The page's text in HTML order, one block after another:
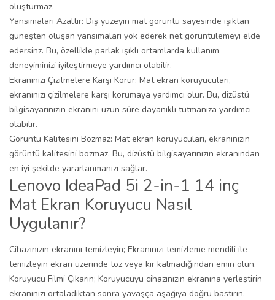
oluşturmaz.
Yansımaları Azaltır: Dış yüzeyin mat görüntü sayesinde ışıktan
güneşten oluşan yansımaları yok ederek net görüntülemeyi elde
edersinz. Bu, özellikle parlak ışıklı ortamlarda kullanım
deneyiminizi iyileştirmeye yardımcı olabilir.
Ekranınızı Çizilmelere Karşı Korur: Mat ekran koruyucuları,
ekranınızı çizilmelere karşı korumaya yardımcı olur. Bu, dizüstü
bilgisayarınızın ekranını uzun süre dayanıklı tutmanıza yardımcı
olabilir.
Görüntü Kalitesini Bozmaz: Mat ekran koruyucuları, ekranınızın
görüntü kalitesini bozmaz. Bu, dizüstü bilgisayarınızın ekranından
en iyi şekilde yararlanmanızı sağlar.
Lenovo IdeaPad 5i 2-in-1 14 inç
Mat Ekran Koruyucu Nasıl
Uygulanır?
Cihazınızın ekranını temizleyin; Ekranınızı temizleme mendili ile
temizleyin ekran üzerinde toz veya kir kalmadığından emin olun.
Koruyucu Filmi Çıkarın; Koruyucuyu cihazınızın ekranına yerleştirin
ekranınızı ortaladıktan sonra yavaşça aşağıya doğru bastırın.